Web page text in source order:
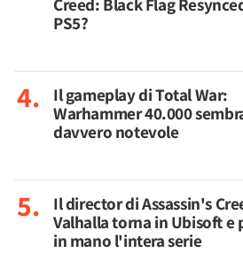
PS5?
Il gameplay di Total War:
Warhammer 40.000
davvero notevole
Il director di Assassin's
Valhalla torna in Ubisoft e
in mano l'intera serie